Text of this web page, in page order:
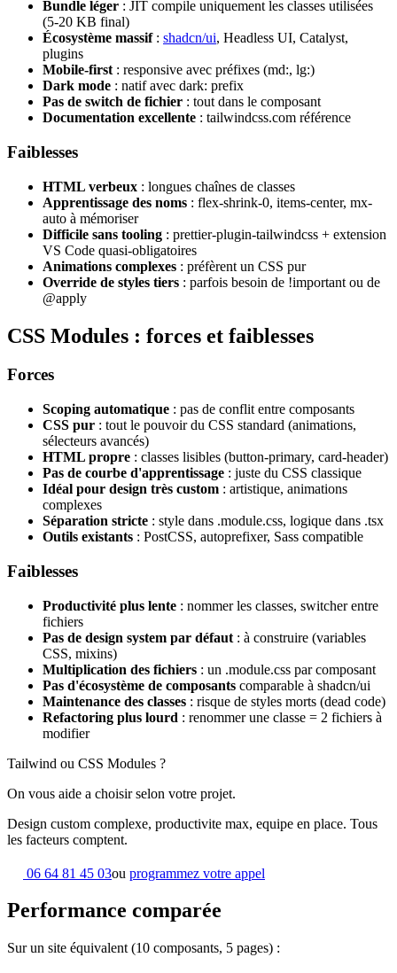
Bundle léger : JIT compile uniquement les classes utilisées
(5-20 KB final)
Écosystème massif: shadcn/ui, Headless UI, Catalyst,
plugins
Mobile-first : responsive avec préfixes (md:, lg:)
Dark mode : natif avec dark: prefix
Pas de switch de fichier : tout dans le composant
Documentation excellente : tailwindcss.com référence
Faiblesses
HTML verbeux : longues chaînes de classes
Apprentissage des noms : flex-shrink-0, items-center, mx-
auto à mémoriser
Difficile sans tooling : prettier-plugin-tailwindcss + extension
VS Code quasi-obligatoires
Animations complexes : préfèrent un CSS pur
Override de styles tiers : parfois besoin de !important ou de
@apply
CSS Modules : forces et faiblesses
Forces
Scoping automatique : pas de conflit entre composants
CSS pur : tout le pouvoir du CSS standard (animations,
sélecteurs avancés)
HTML propre : classes lisibles (button-primary, card-header)
Pas de courbe d'apprentissage : juste du CSS classique
Idéal pour design très custom : artistique, animations
complexes
Séparation stricte : style dans .module.css, logique dans .tsx
Outils existants : PostCSS, autoprefixer, Sass compatible
Faiblesses
Productivité plus lente : nommer les classes, switcher entre
fichiers
Pas de design system par défaut : à construire (variables
CSS, mixins)
Multiplication des fichiers : un .module.css par composant
Pas d'écosystème de composants comparable à shadcn/ui
Maintenance des classes : risque de styles morts (dead code)
Refactoring plus lourd : renommer une classe = 2 fichiers à
modifier
Tailwind ou CSS Modules ?
On vous aide a choisir selon votre projet.
Design custom complexe, productivite max, equipe en place. Tous
les facteurs comptent.
06 64 81 45 03ou programmez votre appel
Performance comparée
Sur un site équivalent (10 composants, 5 pages) :